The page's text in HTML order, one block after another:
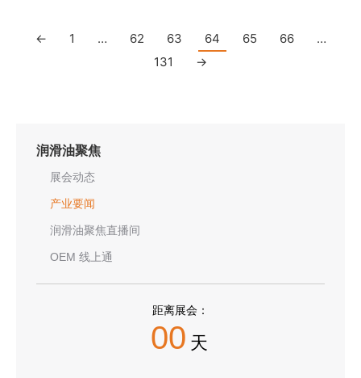
← 1 … 62 63 64 65 66
…
131
→
润滑油聚焦
展会动态
产业要闻
润滑油聚焦直播间
OEM 线上通
距离展会：
00 天